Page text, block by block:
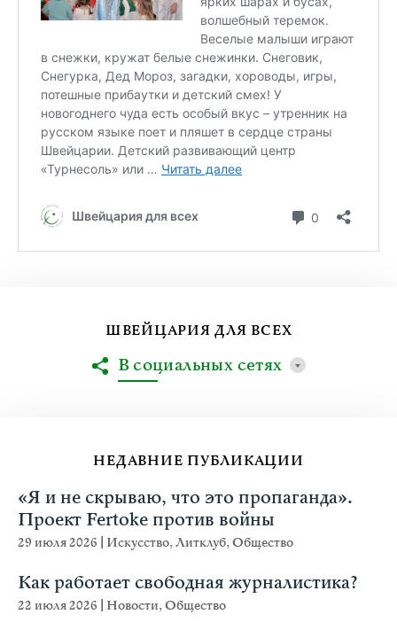
НЕДАВНИЕ ПУБЛИКАЦИИ
«Я и не скрываю, что это пропаганда».
Проект Fertoke против войны
29 июля 2026 Искусство,Литклуб,Общество
Как работает свободная журналистика?
22 июля 2026 Новости,Общество
ШВЕЙЦАРИЯ ДЛЯ ВСЕХ
В социальных сетях